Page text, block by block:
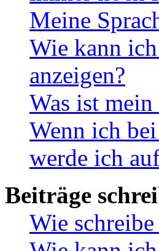
Meine
Wie kann
anzeigen?
Was ist
Wenn ich
werde ich
Beiträge
Wie